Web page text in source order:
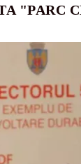
"PARC